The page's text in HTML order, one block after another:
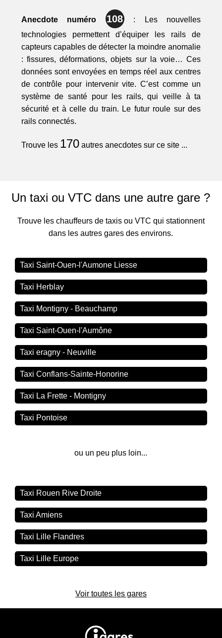
Anecdote numéro 108: Les nouvelles
technologies permettent d’équiper les rails de
capteurs capables de détecter la moindre anomalie
: fissures, déformations, objets sur la voie… Ces
données sont envoyées en temps réel aux centres
de contrôle pour intervenir vite. C’est comme un
système de santé pour les rails, qui veille à ta
sécurité et à celle du train. Le futur roule sur des
rails connectés.
Trouve les 170autres anecdotes sur ce site ...
Un taxi ou VTC dans une autre gare ?
Trouve les chauffeurs de taxis ou VTC qui stationnent
dans les autres gares des environs.
Taxi Saint-Ouen-l'Aumone Liesse
Taxi Herblay
Taxi Montigny - Beauchamp
Taxi Saint-Ouen-l'Aumône
Taxi eragny - Neuville
Taxi Conflans-Sainte-Honorine
Taxi La Frette - Montigny
Taxi Pontoise
ou un peu plus loin...
Taxi Rouen Rive Droite
Taxi Amiens
Taxi Lille Flandres
Taxi Lille Europe
Voir toutes les gares